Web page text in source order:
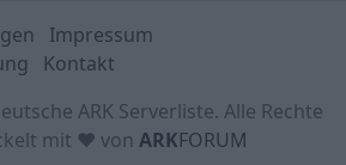
Impressum
Kontakt
ARK Serverliste. Alle Rechte
mit ♥ von ARKFORUM